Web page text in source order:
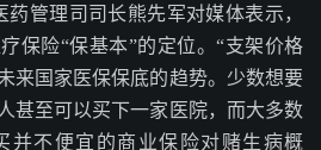
管理司司长熊先军对媒体表示，
保险“保基本”的定位。“支架价格
来国家医保保底的趋势。少数想要
甚至可以买下一家医院，而大多数
并不便宜的商业保险对赌生病概